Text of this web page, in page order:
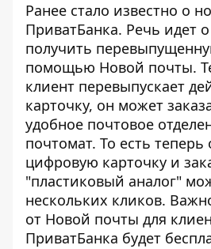
Ранее стало известно о
ПриватБанка. Речь идет
получить
помощью Новой почты.
клиент перевыпускает
карточку, он может
удобное почтовое
почтомат. То есть
цифровую карточку и
"пластиковый аналог"
нескольких кликов.
от Новой почты для
ПриватБанка будет